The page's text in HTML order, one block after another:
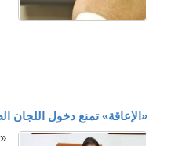
«الإعاقة» تمنع دخول اللجان